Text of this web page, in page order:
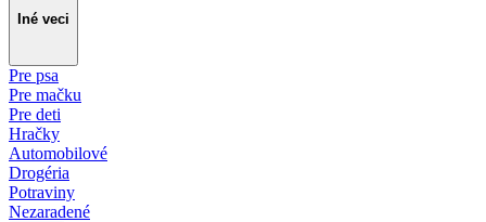
Iné veci
Pre psa
Pre mačku
Pre deti
Hračky
Automobilové
Drogéria
Potraviny
Nezaradené